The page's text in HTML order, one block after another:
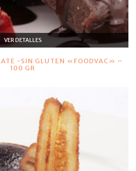
VER DETALLES
-SIN GLUTEN «FOODVAC» –
100 GR